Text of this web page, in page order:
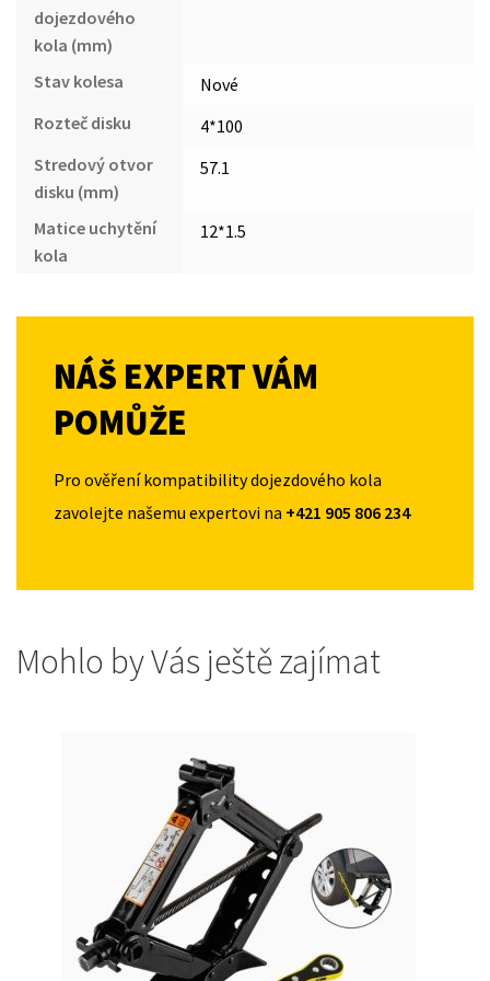
dojezdového
kola (mm)
Stav kolesa
Nové
Rozteč disku
4*100
Stredový otvor
disku (mm)
57.1
Matice uchytění
kola
12*1.5
NÁŠ EXPERT VÁM
POMŮŽE
Pro ověření kompatibility dojezdového kola
zavolejte našemu expertovi na +421 905 806 234
Mohlo by Vás ještě zajímat